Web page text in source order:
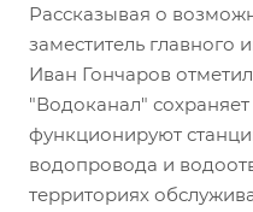
Рассказывая о
заместитель главного
Иван Гончаров
"Водоканал"
функционируют
водопровода и
территориях